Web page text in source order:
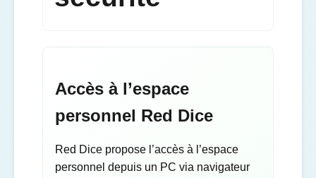
Accès à l’espace
personnel Red Dice
Red Dice propose l’accès à l’espace
personnel depuis un PC via navigateur